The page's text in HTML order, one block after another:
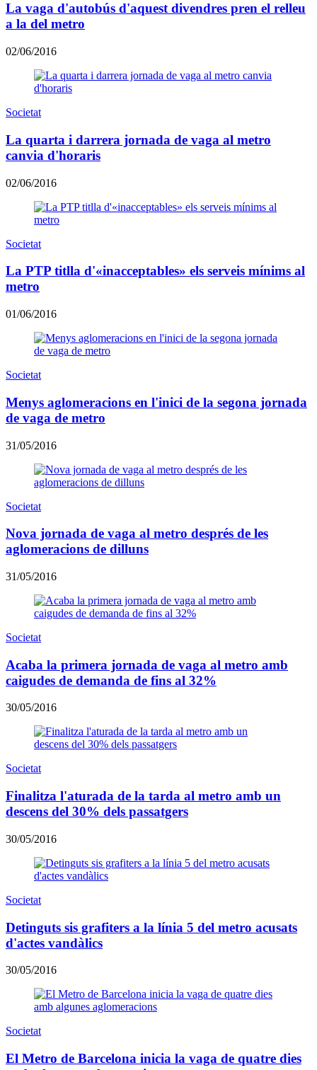
La vaga d'autobús d'aquest divendres pren el relleu
a la del metro
02/06/2016
Societat
La quarta i darrera jornada de vaga al metro
canvia d'horaris
02/06/2016
Societat
La PTP titlla d'«inacceptables» els serveis mínims al
metro
01/06/2016
Societat
Menys aglomeracions en l'inici de la segona jornada
de vaga de metro
31/05/2016
Societat
Nova jornada de vaga al metro després de les
aglomeracions de dilluns
31/05/2016
Societat
Acaba la primera jornada de vaga al metro amb
caigudes de demanda de fins al 32%
30/05/2016
Societat
Finalitza l'aturada de la tarda al metro amb un
descens del 30% dels passatgers
30/05/2016
Societat
Detinguts sis grafiters a la línia 5 del metro acusats
d'actes vandàlics
30/05/2016
Societat
El Metro de Barcelona inicia la vaga de quatre dies